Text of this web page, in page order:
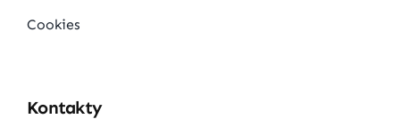
Cookies
Kontakty